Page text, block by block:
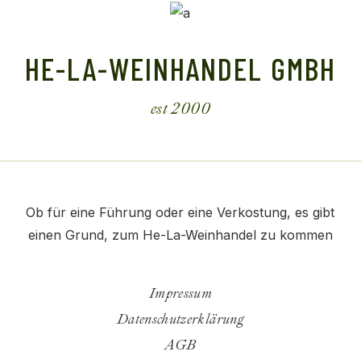
HE-LA-WEINHANDEL GMBH
est 2000
Ob für eine Führung oder eine Verkostung, es gibt
einen Grund, zum He-La-Weinhandel zu kommen
Impressum
Datenschutzerklärung
AGB